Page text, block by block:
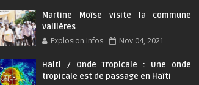
Martine Moïse visite la commune
Vallières
Explosion Infos Nov 04, 2021
Haiti / Onde Tropicale : Une onde
tropicale est de passage en Haïti